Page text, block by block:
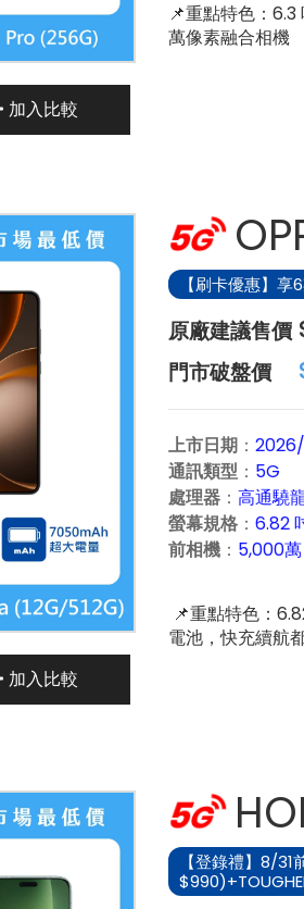
加入比較
📌重點特色：
萬像素融合相機
加入比較
【刷卡優惠】享
上市日期：
通訊類型： 5G
處理器： 高通驍
螢幕規格： 6.82
前相機： 5,000萬
📌重點特色：
電池，快充續航
【登錄禮】8/